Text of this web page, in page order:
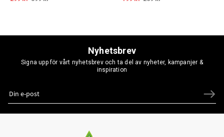
Nyhetsbrev
Signa upp för vårt nyhetsbrev och ta del av nyheter, kampanjer &
inspiration